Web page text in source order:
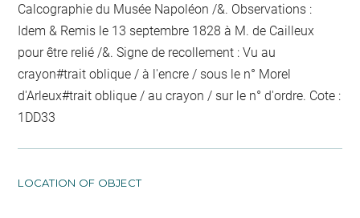
Calcographie du Musée Napoléon /&. Observations :
Idem & Remis le 13 septembre 1828 à M. de Cailleux
pour être relié /&. Signe de recollement :Vu au
crayon#trait oblique / à l'encre / sous le n° Morel
d'Arleux#trait oblique / au crayon / sur le n° d'ordre. Cote :
1DD33
LOCATION OF OBJECT